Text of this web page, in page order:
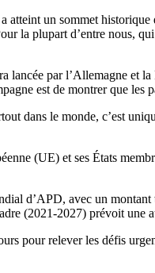
un sommet
la plupart d’entre nous,
lancée par l’Allemagne et
est de montrer que
dans le monde, c’est
(UE) et ses États
d’APD, avec un
(2021-2027) prévoit une
pour relever les défis